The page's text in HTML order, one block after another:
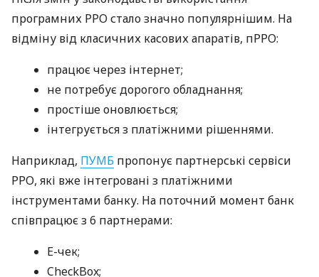
програмних РРО стало значно популярнішим. На
відміну від класичних касових апаратів, пРРО:
працює через інтернет;
не потребує дорогого обладнання;
простіше оновлюється;
інтегрується з платіжними рішеннями.
Наприклад, ПУМБ пропонує партнерські сервіси
РРО, які вже інтегровані з платіжними
інструментами банку. На поточний момент банк
співпрацює з 6 партнерами:
E-чек;
CheckBox;